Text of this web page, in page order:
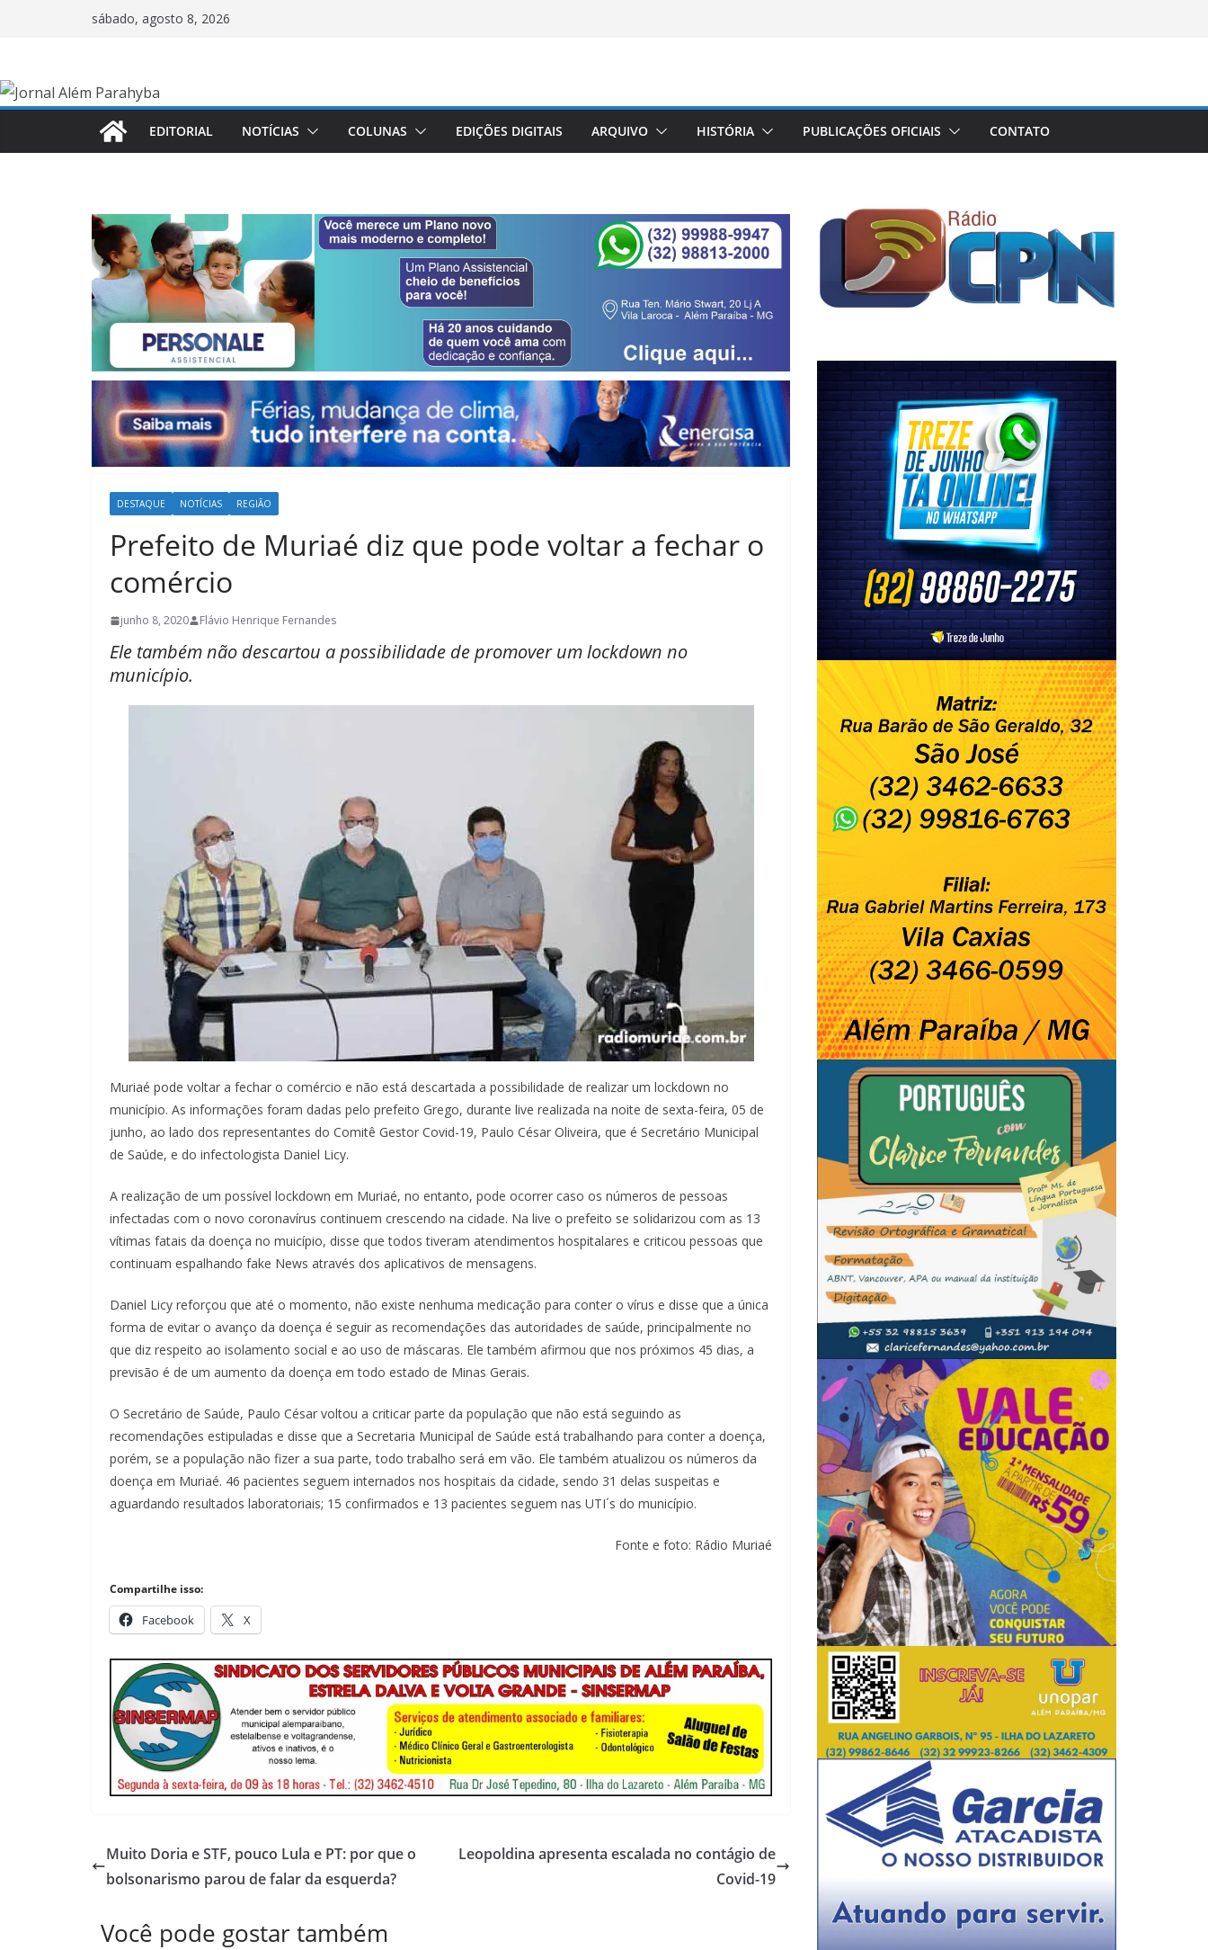
conteúdo
sábado, agosto 8, 2026
EDITORIAL NOTÍCIAS COLUNAS EDIÇÕES DIGITAIS ARQUIVO HISTÓRIA PUBLICAÇÕES OFICIAIS CONTATO
DESTAQUE NOTÍCIAS REGIÃO
Prefeito de Muriaé diz que pode voltar a fechar o
comércio
junho 8, 2020 Flávio Henrique Fernandes
Ele também não descartou a possibilidade de promover um lockdown no
município.
Muriaé pode voltar a fechar o comércio e não está descartada a possibilidade de realizar um lockdown no
município. As informações foram dadas pelo prefeito Grego, durante live realizada na noite de sexta-feira, 05 de
junho, ao lado dos representantes do Comitê Gestor Covid-19, Paulo César Oliveira, que é Secretário Municipal
de Saúde, e do infectologista Daniel Licy.
A realização de um possível lockdown em Muriaé, no entanto, pode ocorrer caso os números de pessoas
infectadas com o novo coronavírus continuem crescendo na cidade. Na live o prefeito se solidarizou com as 13
vítimas fatais da doença no muicípio, disse que todos tiveram atendimentos hospitalares e criticou pessoas que
continuam espalhando fake News através dos aplicativos de mensagens.
Daniel Licy reforçou que até o momento, não existe nenhuma medicação para conter o vírus e disse que a única
forma de evitar o avanço da doença é seguir as recomendações das autoridades de saúde, principalmente no
que diz respeito ao isolamento social e ao uso de máscaras. Ele também afirmou que nos próximos 45 dias, a
previsão é de um aumento da doença em todo estado de Minas Gerais.
O Secretário de Saúde, Paulo César voltou a criticar parte da população que não está seguindo as
recomendações estipuladas e disse que a Secretaria Municipal de Saúde está trabalhando para conter a doença,
porém, se a população não fizer a sua parte, todo trabalho será em vão. Ele também atualizou os números da
doença em Muriaé. 46 pacientes seguem internados nos hospitais da cidade, sendo 31 delas suspeitas e
aguardando resultados laboratoriais; 15 confirmados e 13 pacientes seguem nas UTI´s do município.
Fonte e foto: Rádio Muriaé
Compartilhe isso:
Facebook X
Muito Doria e STF, pouco Lula e PT: por que o
bolsonarismo parou de falar da esquerda?
Leopoldina apresenta escalada no contágio de
Covid-19
Você pode gostar também